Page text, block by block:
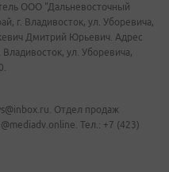
ООО "Дальневосточный
г. Владивосток, ул. Уборевича,
Дмитрий Юрьевич. Адрес
ул. Уборевича,
Отдел продаж
Тел.: +7 (423)